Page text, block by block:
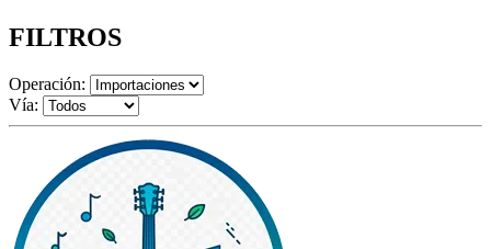
FILTROS
Operación:
Vía: